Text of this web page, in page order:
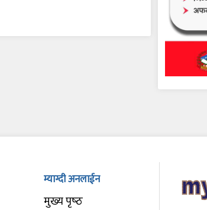
म्याग्दी अनलाईन
मुख्य पृष्‍ठ